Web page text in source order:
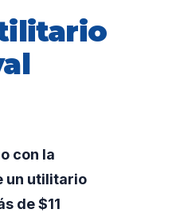
con la
un utilitario
de $11